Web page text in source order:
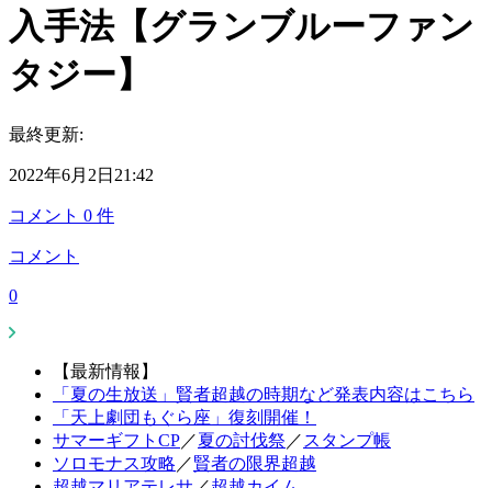
入手法【グランブルーファン
タジー】
最終更新:
2022年6月2日21:42
コメント 0 件
コメント
0
【最新情報】
「夏の生放送」賢者超越の時期など発表内容はこちら
「天上劇団もぐら座」復刻開催！
サマーギフトCP／夏の討伐祭 ／ スタンプ帳
ソロモナス攻略 ／賢者の限界超越